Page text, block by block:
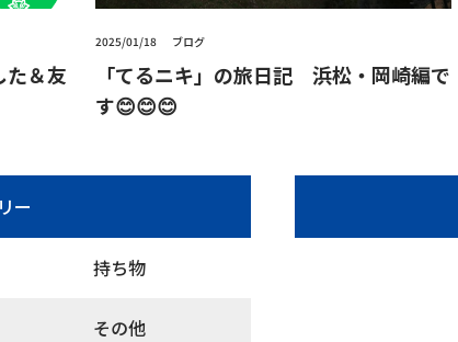
た＆友
2025/01/18 ブログ
「てるニキ」の旅日記 浜松・岡崎編で
す😊😊😊
ー
持ち物
その他